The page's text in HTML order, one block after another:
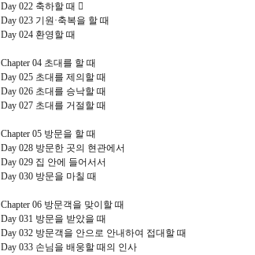
Day 022 축하할 때 􀁨
Day 023 기원 ·축복을 할 때
Day 024 환영할 때
Chapter 04 초대를 할 때
Day 025 초대를 제의할 때
Day 026 초대를 승낙할 때
Day 027 초대를 거절할 때
Chapter 05 방문을 할 때
Day 028 방문한 곳의 현관에서
Day 029 집 안에 들어서서
Day 030 방문을 마칠 때
Chapter 06 방문객을 맞이할 때
Day 031 방문을 받았을 때
Day 032 방문객을 안으로 안내하여 접대할 때
Day 033 손님을 배웅할 때의 인사